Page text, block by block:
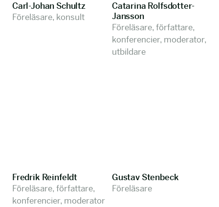
Carl-Johan Schultz
Föreläsare, konsult
Catarina Rolfsdotter-
Jansson
Föreläsare, författare,
konferencier, moderator,
utbildare
Fredrik Reinfeldt
Föreläsare, författare,
konferencier, moderator
Gustav Stenbeck
Föreläsare